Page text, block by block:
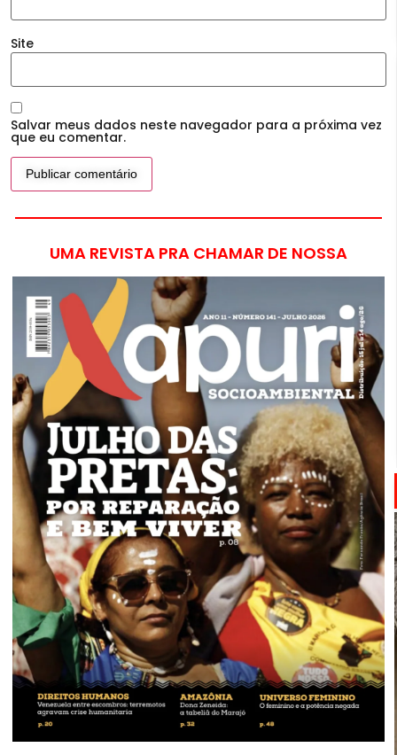
Site
Salvar meus dados neste navegador para a próxima vez
que eu comentar.
UMA REVISTA PRA CHAMAR DE NOSSA